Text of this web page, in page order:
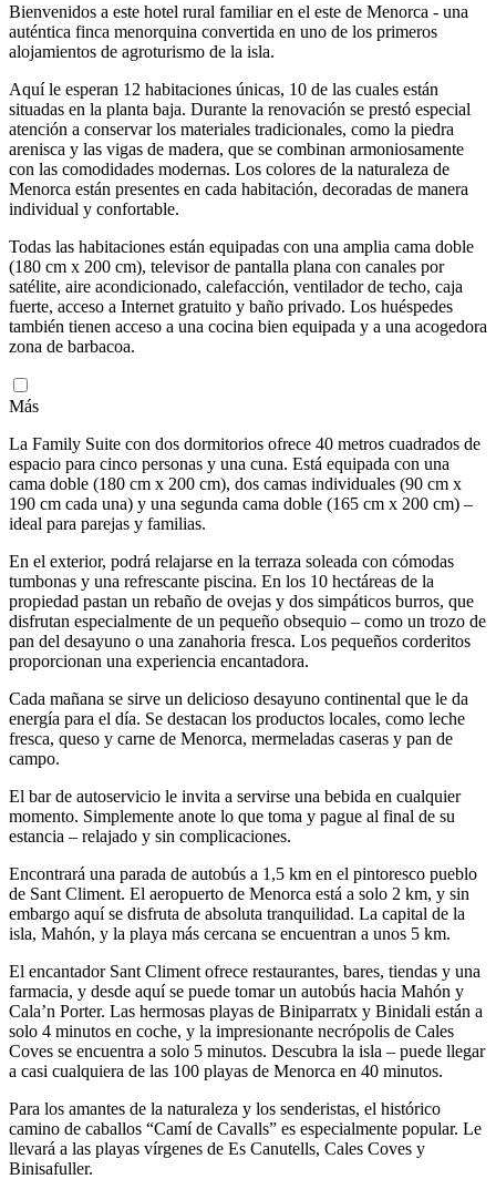
Bienvenidos a este hotel rural familiar en el este de Menorca - una
auténtica finca menorquina convertida en uno de los primeros
alojamientos de agroturismo de la isla.
Aquí le esperan 12 habitaciones únicas, 10 de las cuales están
situadas en la planta baja. Durante la renovación se prestó especial
atención a conservar los materiales tradicionales, como la piedra
arenisca y las vigas de madera, que se combinan armoniosamente
con las comodidades modernas. Los colores de la naturaleza de
Menorca están presentes en cada habitación, decoradas de manera
individual y confortable.
Todas las habitaciones están equipadas con una amplia cama doble
(180 cm x 200 cm), televisor de pantalla plana con canales por
satélite, aire acondicionado, calefacción, ventilador de techo, caja
fuerte, acceso a Internet gratuito y baño privado. Los huéspedes
también tienen acceso a una cocina bien equipada y a una acogedora
zona de barbacoa.
Más
La Family Suite con dos dormitorios ofrece 40 metros cuadrados de
espacio para cinco personas y una cuna. Está equipada con una
cama doble (180 cm x 200 cm), dos camas individuales (90 cm x
190 cm cada una) y una segunda cama doble (165 cm x 200 cm) –
ideal para parejas y familias.
En el exterior, podrá relajarse en la terraza soleada con cómodas
tumbonas y una refrescante piscina. En los 10 hectáreas de la
propiedad pastan un rebaño de ovejas y dos simpáticos burros, que
disfrutan especialmente de un pequeño obsequio – como un trozo de
pan del desayuno o una zanahoria fresca. Los pequeños corderitos
proporcionan una experiencia encantadora.
Cada mañana se sirve un delicioso desayuno continental que le da
energía para el día. Se destacan los productos locales, como leche
fresca, queso y carne de Menorca, mermeladas caseras y pan de
campo.
El bar de autoservicio le invita a servirse una bebida en cualquier
momento. Simplemente anote lo que toma y pague al final de su
estancia – relajado y sin complicaciones.
Encontrará una parada de autobús a 1,5 km en el pintoresco pueblo
de Sant Climent. El aeropuerto de Menorca está a solo 2 km, y sin
embargo aquí se disfruta de absoluta tranquilidad. La capital de la
isla, Mahón, y la playa más cercana se encuentran a unos 5 km.
El encantador Sant Climent ofrece restaurantes, bares, tiendas y una
farmacia, y desde aquí se puede tomar un autobús hacia Mahón y
Cala’n Porter. Las hermosas playas de Biniparratx y Binidali están a
solo 4 minutos en coche, y la impresionante necrópolis de Cales
Coves se encuentra a solo 5 minutos. Descubra la isla – puede llegar
a casi cualquiera de las 100 playas de Menorca en 40 minutos.
Para los amantes de la naturaleza y los senderistas, el histórico
camino de caballos “Camí de Cavalls” es especialmente popular. Le
llevará a las playas vírgenes de Es Canutells, Cales Coves y
Binisafuller.